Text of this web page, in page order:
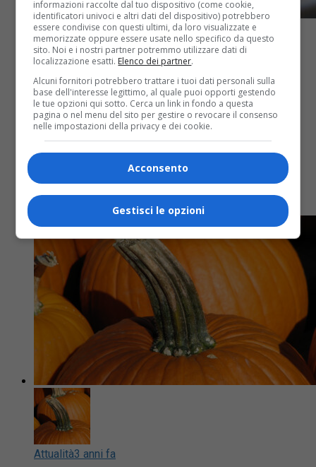
Attualità3 anni fa
Festeggiamo il nuovo anno con una
bella polenta concia
Ecco la vera ricetta di uno dei piatti simbolo del
Biellese
Attualità3 anni fa
informazioni raccolte dal tuo dispositivo (come cookie,
identificatori univoci e altri dati del dispositivo) potrebbero
essere condivise con questi ultimi, da loro visualizzate e
memorizzate oppure essere usate nello specifico da questo
sito. Noi e i nostri partner potremmo utilizzare dati di
localizzazione esatti. Elenco dei partner.
Alcuni fornitori potrebbero trattare i tuoi dati personali sulla
base dell'interesse legittimo, al quale puoi opporti gestendo
le tue opzioni qui sotto. Cerca un link in fondo a questa
pagina o nel menu del sito per gestire o revocare il consenso
nelle impostazioni della privacy e dei cookie.
Acconsento
Gestisci le opzioni